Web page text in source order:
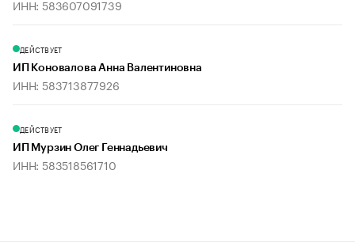
ИНН: 583607091739
ДЕЙСТВУЕТ
ИП Коновалова Анна Валентиновна
ИНН: 583713877926
ДЕЙСТВУЕТ
ИП Мурзин Олег Геннадьевич
ИНН: 583518561710